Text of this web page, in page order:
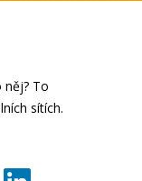
něj? To
sítích.